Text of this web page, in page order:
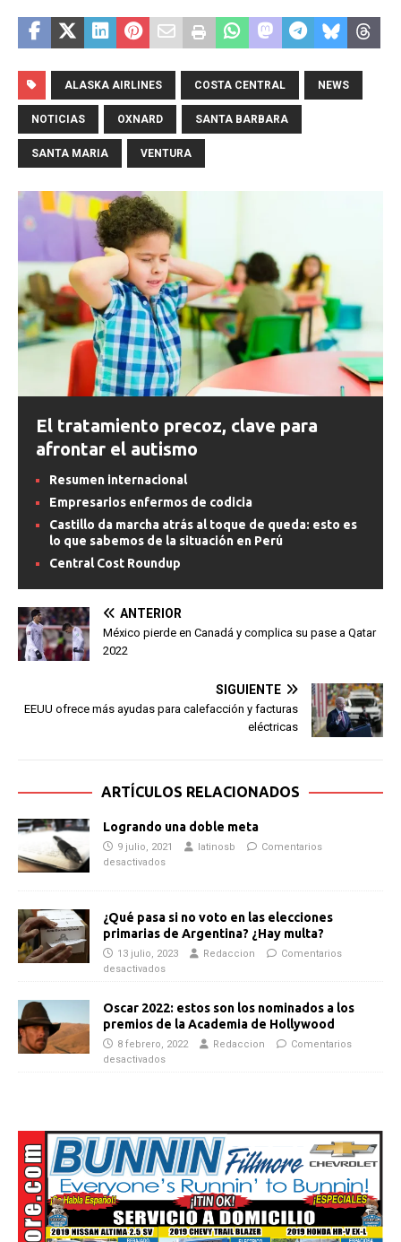
ALASKA AIRLINES COSTA CENTRAL NEWS
NOTICIAS OXNARD SANTA BARBARA
SANTA MARIA VENTURA
El tratamiento precoz, clave para
afrontar el autismo
Resumen internacional
Empresarios enfermos de codicia
Castillo da marcha atrás al toque de queda: esto es
lo que sabemos de la situación en Perú
Central Cost Roundup
ANTERIOR
México pierde en Canadá y complica su pase a Qatar
2022
SIGUIENTE
EEUU ofrece más ayudas para calefacción y facturas
eléctricas
ARTÍCULOS RELACIONADOS
Logrando una doble meta
9 julio, 2021 latinosb
Comentarios
desactivados
¿Qué pasa si no voto en las elecciones
primarias de Argentina? ¿Hay multa?
13 julio, 2023 Redaccion
Comentarios
desactivados
Oscar 2022: estos son los nominados a los
premios de la Academia de Hollywood
8 febrero, 2022 Redaccion
Comentarios
desactivados